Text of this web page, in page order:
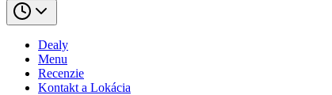
Dealy
Menu
Recenzie
Kontakt a Lokácia